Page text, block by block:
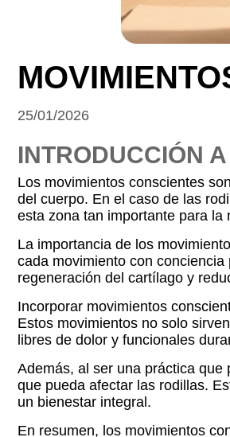
25/01/2026
INTRODUCCIÓN
Los movimientos conscientes
del cuerpo. En el caso de las
esta zona tan importante para la
La importancia de los
cada movimiento con
regeneración del cartílago y
Incorporar movimientos
Estos movimientos no solo
libres de dolor y funcionales
Además, al ser una práctica
que pueda afectar las rodillas.
un bienestar integral.
En resumen, los movimientos